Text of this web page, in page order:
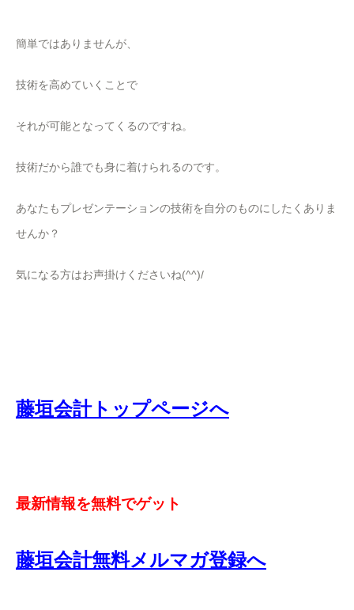
簡単ではありませんが、
技術を高めていくことで
それが可能となってくるのですね。
技術だから誰でも身に着けられるのです。
あなたもプレゼンテーションの技術を自分のものにしたくありま
せんか？
気になる方はお声掛けくださいね(^^)/
藤垣会計トップページへ
最新情報を無料でゲット
藤垣会計無料メルマガ登録へ